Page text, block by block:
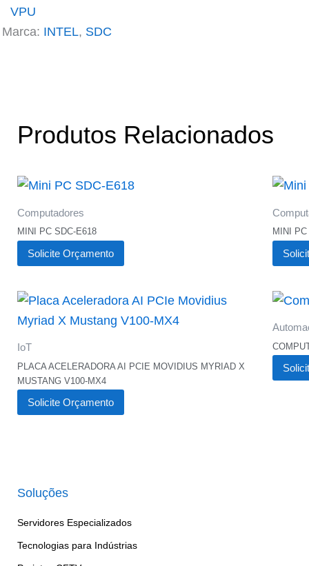
VPU
Marca: INTEL, SDC
Produtos Relacionados
Computadores
MINI PC SDC-E618
Solicite Orçamento
MINI
IoT
PLACA ACELERADORA AI PCIE MOVIDIUS MYRIAD X
MUSTANG V100-MX4
Solicite Orçamento
Soluções
Servidores Especializados
Tecnologias para Indústrias